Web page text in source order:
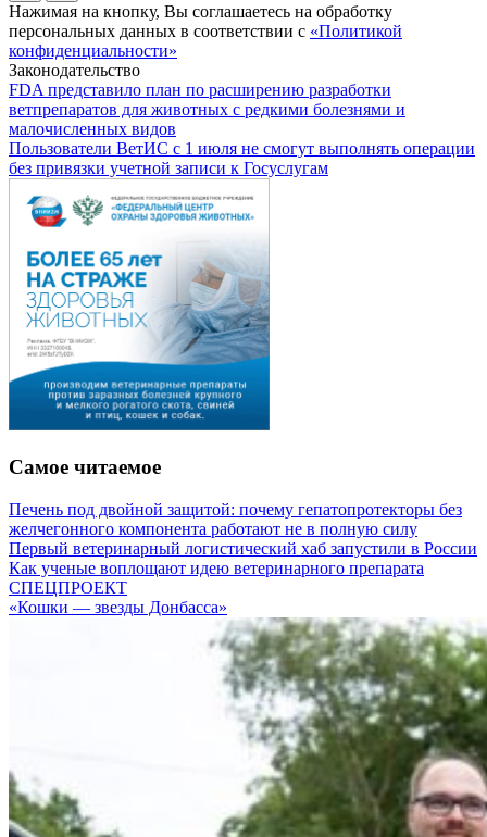
Нажимая на кнопку, Вы соглашаетесь на обработку
персональных данных в соответствии с «Политикой
конфиденциальности»
Законодательство
FDA представило план по расширению разработки
ветпрепаратов для животных с редкими болезнями и
малочисленных видов
Пользователи ВетИС с 1 июля не смогут выполнять операции
без привязки учетной записи к Госуслугам
Самое читаемое
Печень под двойной защитой: почему гепатопротекторы без
желчегонного компонента работают не в полную силу
Первый ветеринарный логистический хаб запустили в России
Как ученые воплощают идею ветеринарного препарата
СПЕЦПРОЕКТ
«Кошки — звезды Донбасса»